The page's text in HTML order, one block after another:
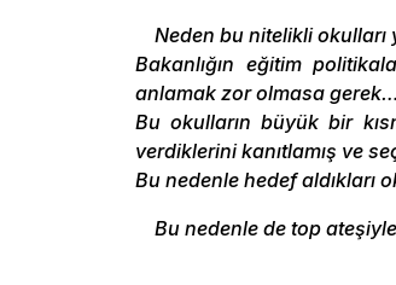
Neden bu nitelikli okulları
Bakanlığın eğitim
anlamak zor olmasa gerek…
Bu okulların büyük bir
verdiklerini kanıtlamış ve
Bu nedenle hedef aldıkları
Bu nedenle de top ateşiyle